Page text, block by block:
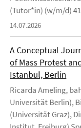
(Tutor*in) (w/m/d)
14.07.2026
A Conceptual
of Mass Protest
Istanbul, Berlin
Ricarda Ameling,
Universität Berlin),
(Universität Graz),